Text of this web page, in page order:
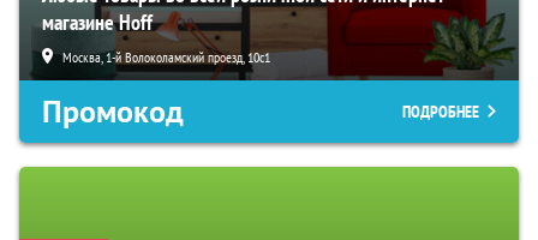
магазине Hoff
Москва, 1-й Волоколамский проезд, 10с1
Промокод ПОДРОБНЕЕ